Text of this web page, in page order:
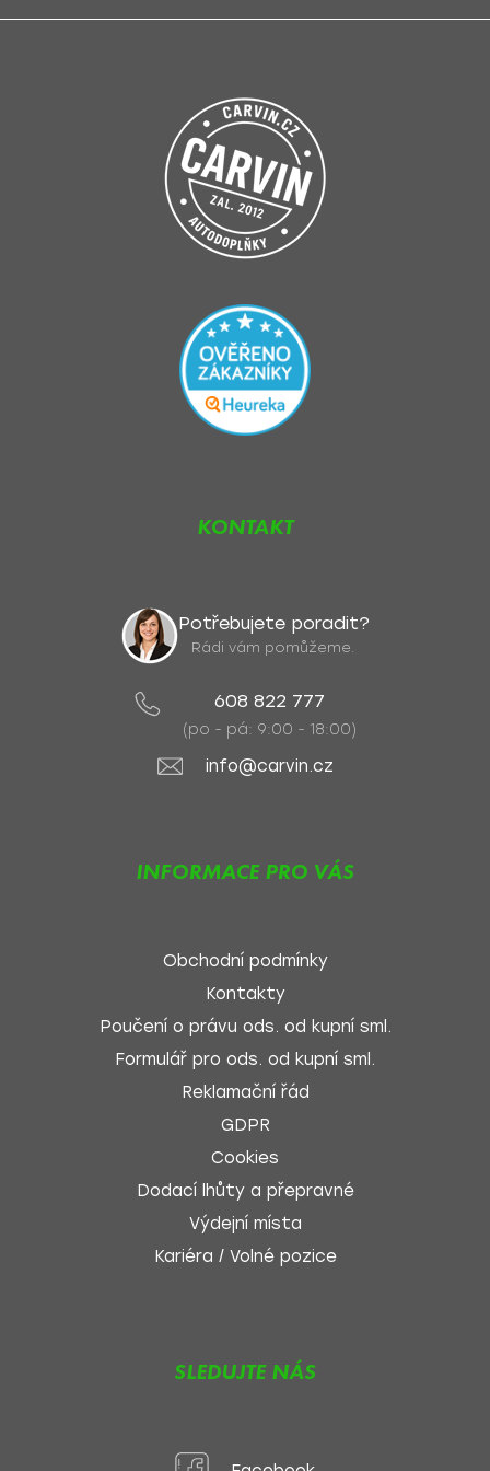
KONTAKT
Potřebujete poradit?
Rádi vám pomůžeme.
608 822 777
(po - pá: 9:00 - 18:00)
info@carvin.cz
INFORMACE PRO VÁS
Obchodní podmínky
Kontakty
Poučení o právu ods. od kupní sml.
Formulář pro ods. od kupní sml.
Reklamační řád
GDPR
Cookies
Dodací lhůty a přepravné
Výdejní místa
Kariéra / Volné pozice
SLEDUJTE NÁS